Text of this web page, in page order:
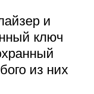
и
ключ
из них